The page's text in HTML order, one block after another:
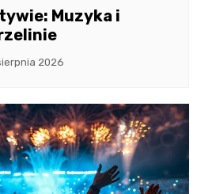
Muzyka i
2026